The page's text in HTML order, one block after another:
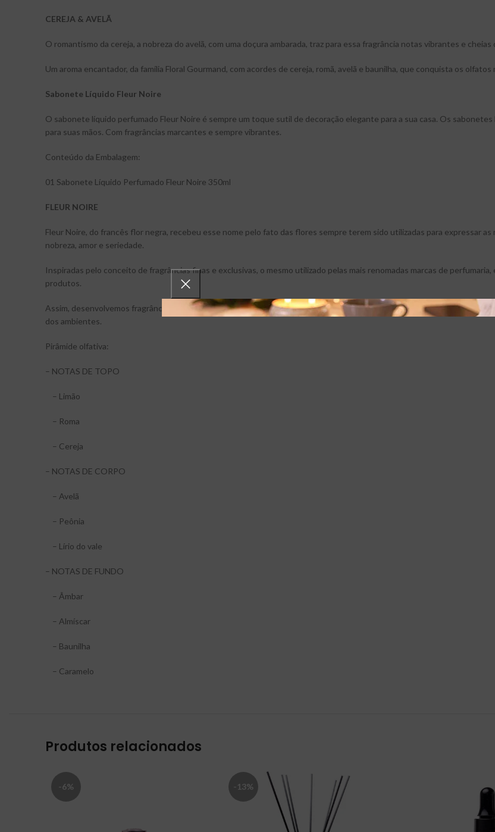
CEREJA & AVELÃ
O romantismo da cereja, a nobreza do avelã, com uma doçura ambarada, traz para essa fragrância notas vibrantes e cheias
Um aroma encantador, da família Floral Gourmand, com acordes de cereja, romã, avelã e baunilha, que conquista os olfatos
Sabonete Líquido Fleur Noire
O sabonete líquido perfumado Fleur Noire é sempre um toque sutil de decoração elegante para a sua casa. Os
para suas mãos. Com fragrâncias marcantes e sempre vibrantes.
Conteúdo da Embalagem:
01 Sabonete Líquido Perfumado Fleur Noire 350ml
FLEUR NOIRE
Fleur Noire, do francês flor negra, recebeu esse nome pelo fato das flores sempre terem sido utilizadas para expressar
nobreza, amor e seriedade.
Inspiradas pelo conceito de fragrâncias finas e exclusivas, o mesmo utilizado pelas mais renomadas marcas de
produtos.
Assim, desenvolvemos fragrâncias únicas e exclusivas de qualidade superior. Qualidade para assegurar que nossos
dos ambientes.
Pirâmide olfativa:
– NOTAS DE TOPO
– Limão
– Roma
– Cereja
– NOTAS DE CORPO
– Avelã
– Peônia
– Lírio do vale
– NOTAS DE FUNDO
– Âmbar
– Almíscar
– Baunilha
– Caramelo
Produtos relacionados
-6% -13%